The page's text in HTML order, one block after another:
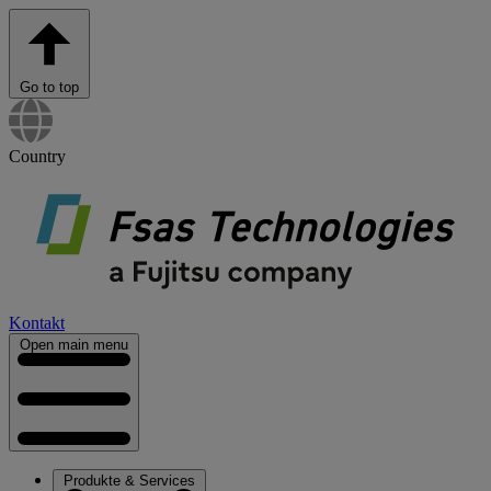
Go to top
Country
Kontakt
Open main menu
Produkte & Services